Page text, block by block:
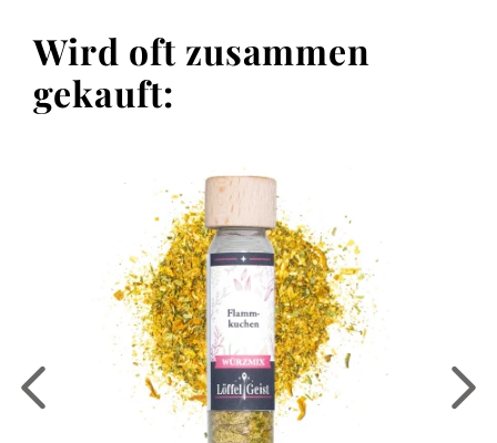
Wird oft zusammen
gekauft: